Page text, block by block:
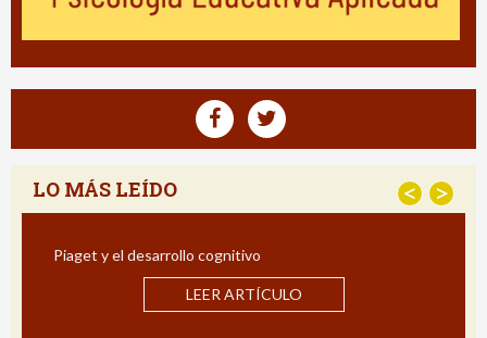
LO MÁS LEÍDO < >
y el desarrollo cognitivo
LEER ARTÍCULO